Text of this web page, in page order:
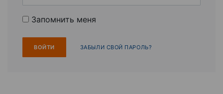
Запомнить меня
ЗАБЫЛИ СВОЙ ПАРОЛЬ?